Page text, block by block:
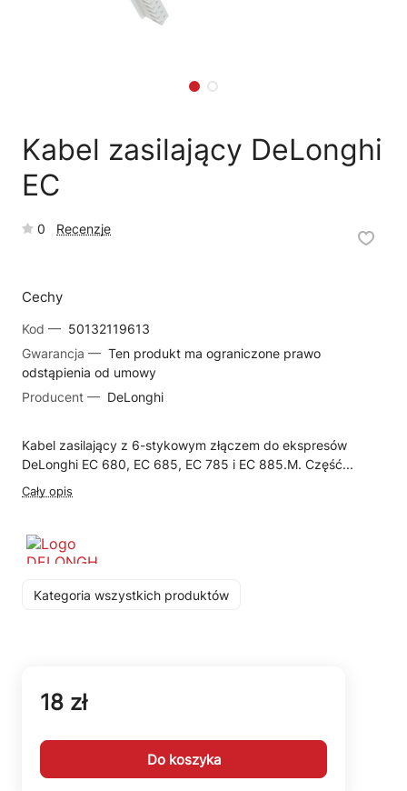
Kabel zasilający DeLonghi
EC
0 Recenzje
Cechy
Kod — 50132119613
Gwarancja — Ten produkt ma ograniczone prawo
odstąpienia od umowy
Producent — DeLonghi
Kabel zasilający z 6-stykowym złączem do ekspresów
DeLonghi EC 680, EC 685, EC 785 i EC 885.M. Część...
Cały opis
Kategoria wszystkich produktów
18 zł
Do koszyka
Reklamacja naprawy